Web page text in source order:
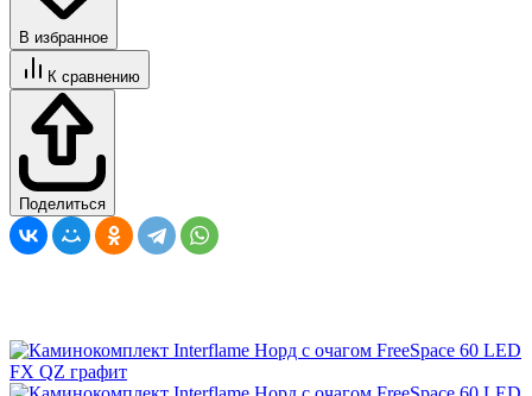
В избранное
К сравнению
Поделиться